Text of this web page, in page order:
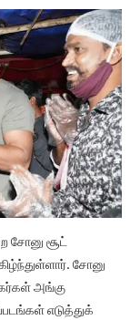
சோனு சூட்
சோனு
அங்கு
எடுத்துக்